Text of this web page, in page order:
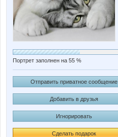
Портрет заполнен на 55 %
Отправить приватное сообщение
Добавить в друзья
Игнорировать
Сделать подарок